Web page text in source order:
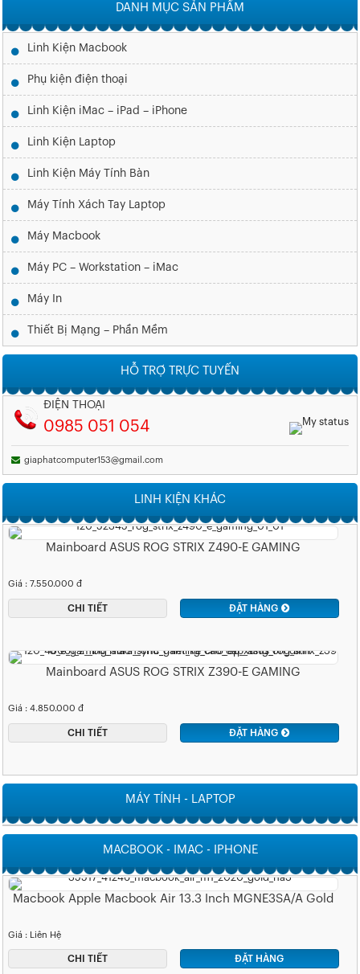
DANH MỤC SẢN PHẨM
Linh Kiện Macbook
Phụ kiện điện thoại
Linh Kiện iMac – iPad – iPhone
Linh Kiện Laptop
Linh Kiện Máy Tính Bàn
Máy Tính Xách Tay Laptop
Máy Macbook
Máy PC – Workstation – iMac
Máy In
Thiết Bị Mạng – Phần Mềm
HỖ TRỢ TRỰC TUYẾN
ĐIỆN THOẠI
0985 051 054
giaphatcomputer153@gmail.com
LINH KIỆN KHÁC
Mainboard ASUS ROG STRIX Z490-E GAMING
Giá : 7.550.000 đ
CHI TIẾT ĐẶT HÀNG
Mainboard ASUS ROG STRIX Z390-E GAMING
Giá : 4.850.000 đ
CHI TIẾT ĐẶT HÀNG
MÁY TÍNH - LAPTOP
MACBOOK - IMAC - IPHONE
Macbook Apple Macbook Air 13.3 Inch MGNE3SA/A Gold
Giá : Liên Hệ
CHI TIẾT ĐẶT HÀNG